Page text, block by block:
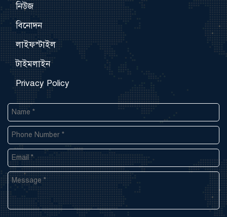
নিউজ
বিনোদন
লাইফস্টাইল
টাইমলাইন
Privacy Policy